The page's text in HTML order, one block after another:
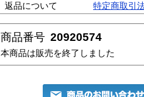
返品について
特定商取引
商品番号 20920574
本商品は販売を終了しました